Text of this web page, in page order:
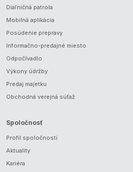
Diaľničná patrola
Mobilná aplikácia
Posúdenie prepravy
Informačno-predajné miesto
Odpočívadlo
Výkony údržby
Predaj majetku
Obchodná verejná súťaž
Spoločnosť
Profil spoločnosti
Aktuality
Kariéra